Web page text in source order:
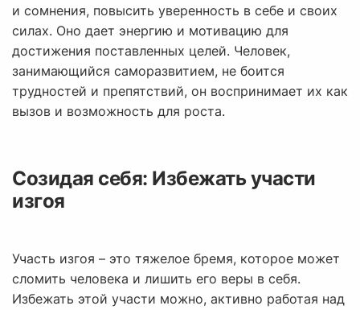
и сомнения, повысить уверенность в себе и своих
силах. Оно дает энергию и мотивацию для
достижения поставленных целей. Человек,
занимающийся саморазвитием, не боится
трудностей и препятствий, он воспринимает их как
вызов и возможность для роста.
Созидая себя: Избежать участи
изгоя
Участь изгоя – это тяжелое бремя, которое может
сломить человека и лишить его веры в себя.
Избежать этой участи можно, активно работая над